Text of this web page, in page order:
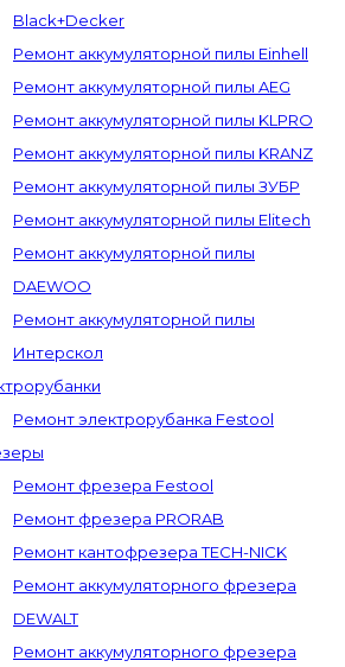
Black+Decker
Ремонт аккумуляторной пилы Einhell
Ремонт аккумуляторной пилы AEG
Ремонт аккумуляторной пилы KLPRO
Ремонт аккумуляторной пилы KRANZ
Ремонт аккумуляторной пилы ЗУБР
Ремонт аккумуляторной пилы Elitech
Ремонт аккумуляторной пилы
DAEWOO
Ремонт аккумуляторной пилы
Интерскол
Ремонт электрорубанка Festool
Ремонт фрезера Festool
Ремонт фрезера PRORAB
Ремонт кантофрезера TECH-NICK
Ремонт аккумуляторного фрезера
DEWALT
Ремонт аккумуляторного фрезера